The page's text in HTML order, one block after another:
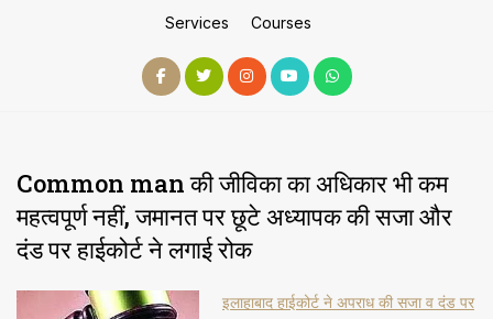
Services Courses
Common man की जीविका का अधिकार भी कम
महत्वपूर्ण नहीं, जमानत पर छूटे अध्यापक की सजा और
दंड पर हाईकोर्ट ने लगाई रोक
इलाहाबाद हाईकोर्ट ने अपराध की सजा व दंड पर